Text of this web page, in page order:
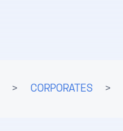
> CORPORATES >